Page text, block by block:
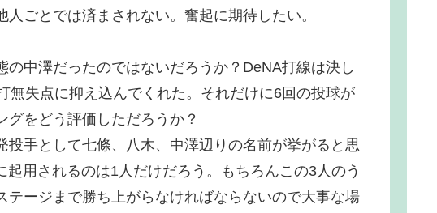
ごとでは済まされない。奮起に期待したい。
中澤だったのではないだろうか？DeNA打線は決し
無失点に抑え込んでくれた。それだけに6回の投球が
をどう評価しただろうか？
手として七條、八木、中澤辺りの名前が挙がると思
用されるのは1人だけだろう。もちろんこの3人のう
ージまで勝ち上がらなければならないので大事な場